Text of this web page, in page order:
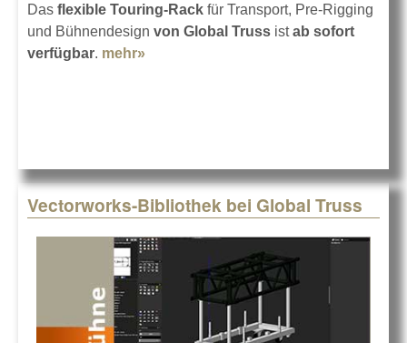
Das flexible Touring-Rack für Transport, Pre-Rigging
und Bühnendesign von Global Truss istab sofort
verfügbar. mehr»
Vectorworks-Bibliothek bei Global Truss